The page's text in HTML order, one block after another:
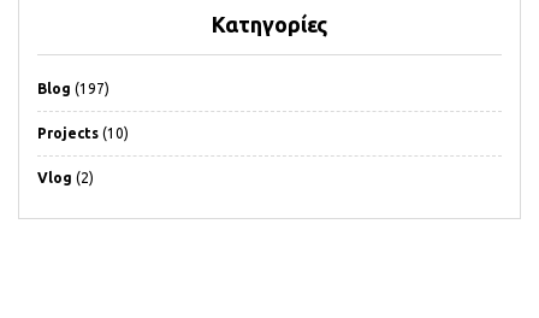
Κατηγορίες
Blog (197)
Projects (10)
Vlog (2)